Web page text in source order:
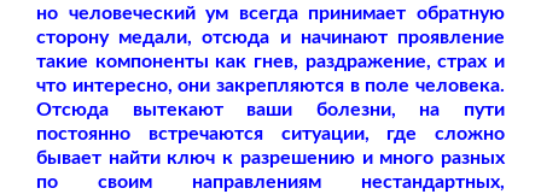
но человеческий ум всегда принимает обратную
сторону медали, отсюда и начинают проявление
такие компоненты как гнев, раздражение, страх и
что интересно, они закрепляются в поле человека.
Отсюда вытекают ваши болезни, на пути
постоянно встречаются ситуации, где сложно
бывает найти ключ к разрешению и много разных
по своим направлениям нестандартных,